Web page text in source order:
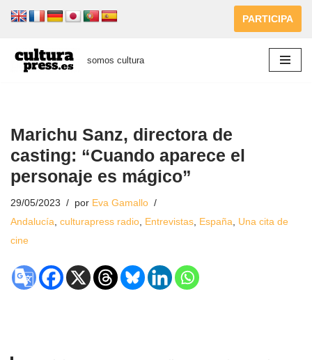
al
contenido
PARTICIPA
somos cultura
Marichu Sanz, directora de
casting: “Cuando aparece el
personaje es mágico”
29/05/2023 por Eva Gamallo
Andalucía culturapress radio Entrevistas España
Una cita de
cine